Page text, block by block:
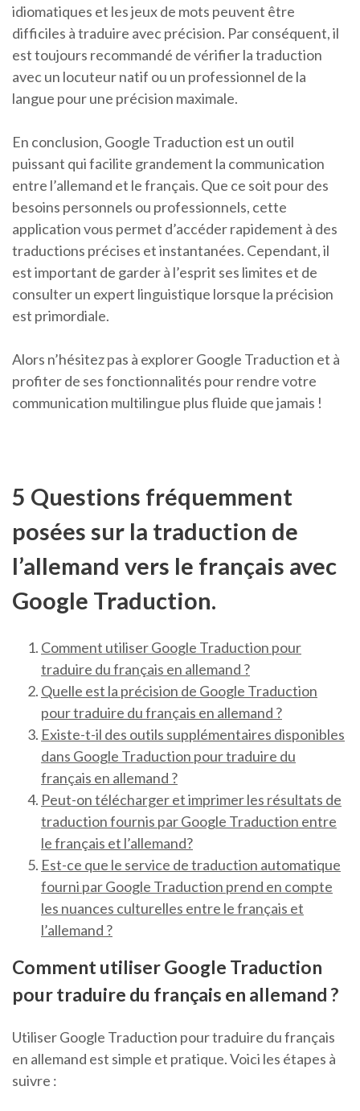
idiomatiques et les jeux de mots peuvent être
difficiles à traduire avec précision. Par conséquent, il
est toujours recommandé de vérifier la traduction
avec un locuteur natif ou un professionnel de la
langue pour une précision maximale.
En conclusion, Google Traduction est un outil
puissant qui facilite grandement la communication
entre l’allemand et le français. Que ce soit pour des
besoins personnels ou professionnels, cette
application vous permet d’accéder rapidement à des
traductions précises et instantanées. Cependant, il
est important de garder à l’esprit ses limites et de
consulter un expert linguistique lorsque la précision
est primordiale.
Alors n’hésitez pas à explorer Google Traduction et à
profiter de ses fonctionnalités pour rendre votre
communication multilingue plus fluide que jamais !
5 Questions fréquemment
posées sur la traduction de
l’allemand vers le français avec
Google Traduction.
Comment utiliser Google Traduction pour
traduire du français en allemand ?
Quelle est la précision de Google Traduction
pour traduire du français en allemand ?
Existe-t-il des outils supplémentaires disponibles
dans Google Traduction pour traduire du
français en allemand ?
Peut-on télécharger et imprimer les résultats de
traduction fournis par Google Traduction entre
le français et l’allemand?
Est-ce que le service de traduction automatique
fourni par Google Traduction prend en compte
les nuances culturelles entre le français et
l’allemand ?
Comment utiliser Google Traduction
pour traduire du français en allemand ?
Utiliser Google Traduction pour traduire du français
en allemand est simple et pratique. Voici les étapes à
suivre :